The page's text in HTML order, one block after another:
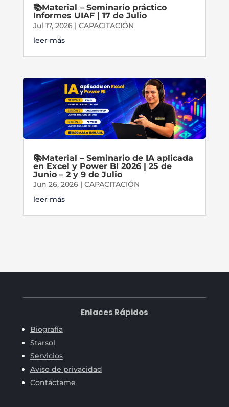
📚Material – Seminario práctico
Informes UIAF | 17 de Julio
Jul 17, 2026| CAPACITACIÓN
leer más
📚Material – Seminario de IA aplicada
en Excel y Power BI 2026 | 25 de
Junio – 2 y 9 de Julio
Jun 26, 2026| CAPACITACIÓN
leer más
Enlaces Rápidos
Biografía
Starsol
Servicios
Aviso de privacidad
Contáctame